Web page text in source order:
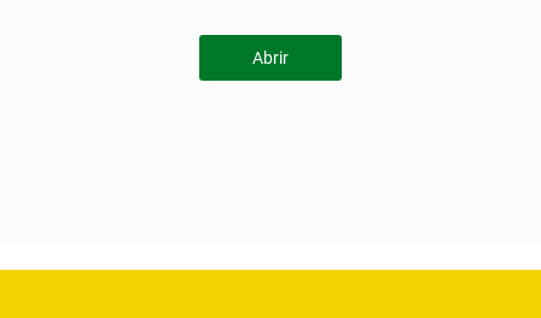
Abrir